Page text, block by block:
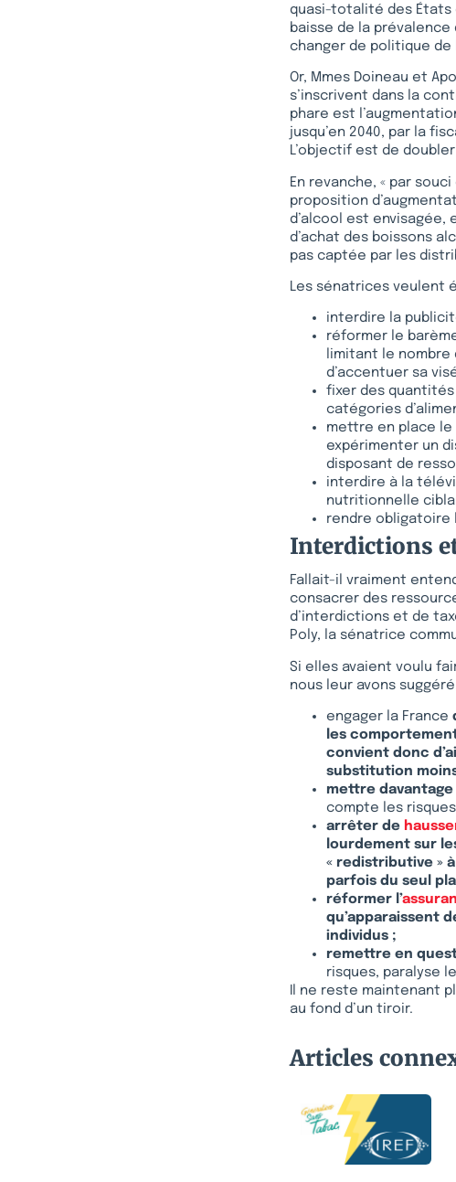
quasi-totalité des États
baisse de la
changer de politique
Or, Mmes Doineau et
s’inscrivent dans la
phare est
jusqu’en 2040, par la
L’objectif est de
En revanche, « par
proposition
d’alcool est envisagée,
d’achat des boissons
pas captée par les
Les sénatrices veulent
interdire la
réformer le
limitant le nombre
d’accentuer sa
fixer des
catégories
mettre en place le
expérimenter un
disposant de
interdire à la
nutritionnelle
rendre obligatoire
Interdictions
Fallait-il vraiment
consacrer des
d’interdictions et de
Poly, la sénatrice
Si elles avaient voulu
nous leur avons
engager la France
les
convient donc
substitution
mettre
compte les
arrêter de
lourdement sur
« redistributive »
parfois du seul
réformer l’
qu’apparaissent
individus ;
remettre en
risques, paralyse
Il ne reste maintenant
au fond d’un tiroir.
Articles